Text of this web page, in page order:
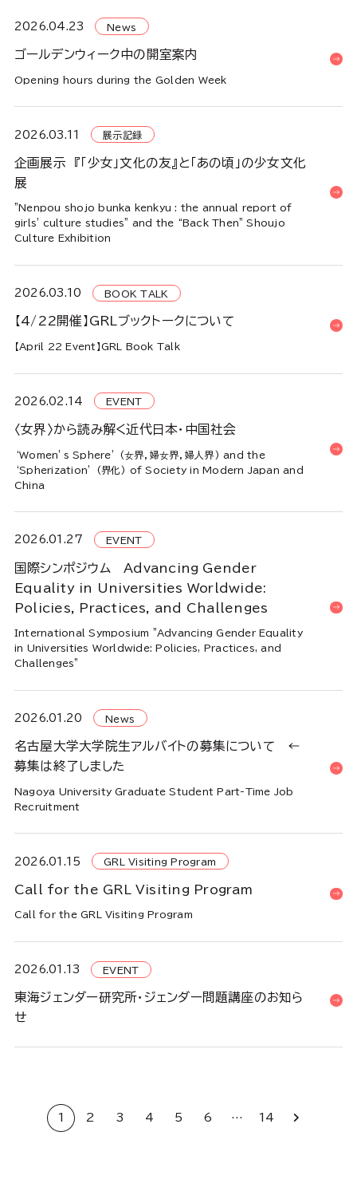
2026.04.23 News
ゴールデンウィーク中の開室案内
Opening hours during the Golden Week
2026.03.11 展示記録
企画展示 『「少女」文化の友』と「あの頃」の少女文化
展
"Nenpou shojo bunka kenkyu : the annual report of
girls' culture studies" and the “Back Then” Shoujo
Culture Exhibition
2026.03.10 BOOK TALK
【4/22開催】GRLブックトークについて
【April 22 Event】GRL Book Talk
2026.02.14 EVENT
〈女界〉から読み解く近代日本・中国社会
‘Women’s Sphere’ (女界，婦女界，婦人界) and the
‘Spherization’ (界化) of Society in Modern Japan and
China
2026.01.27 EVENT
国際シンポジウム Advancing Gender
Equality in Universities Worldwide:
Policies, Practices, and Challenges
International Symposium "Advancing Gender Equality
in Universities Worldwide: Policies, Practices, and
Challenges"
2026.01.20 News
名古屋大学大学院生アルバイトの募集について ←
募集は終了しました
Nagoya University Graduate Student Part-Time Job
Recruitment
2026.01.15 GRL Visiting Program
Call for the GRL Visiting Program
Call for the GRL Visiting Program
2026.01.13 EVENT
東海ジェンダー研究所・ジェンダー問題講座のお知ら
せ
1 2 3 4 5 6 … 14